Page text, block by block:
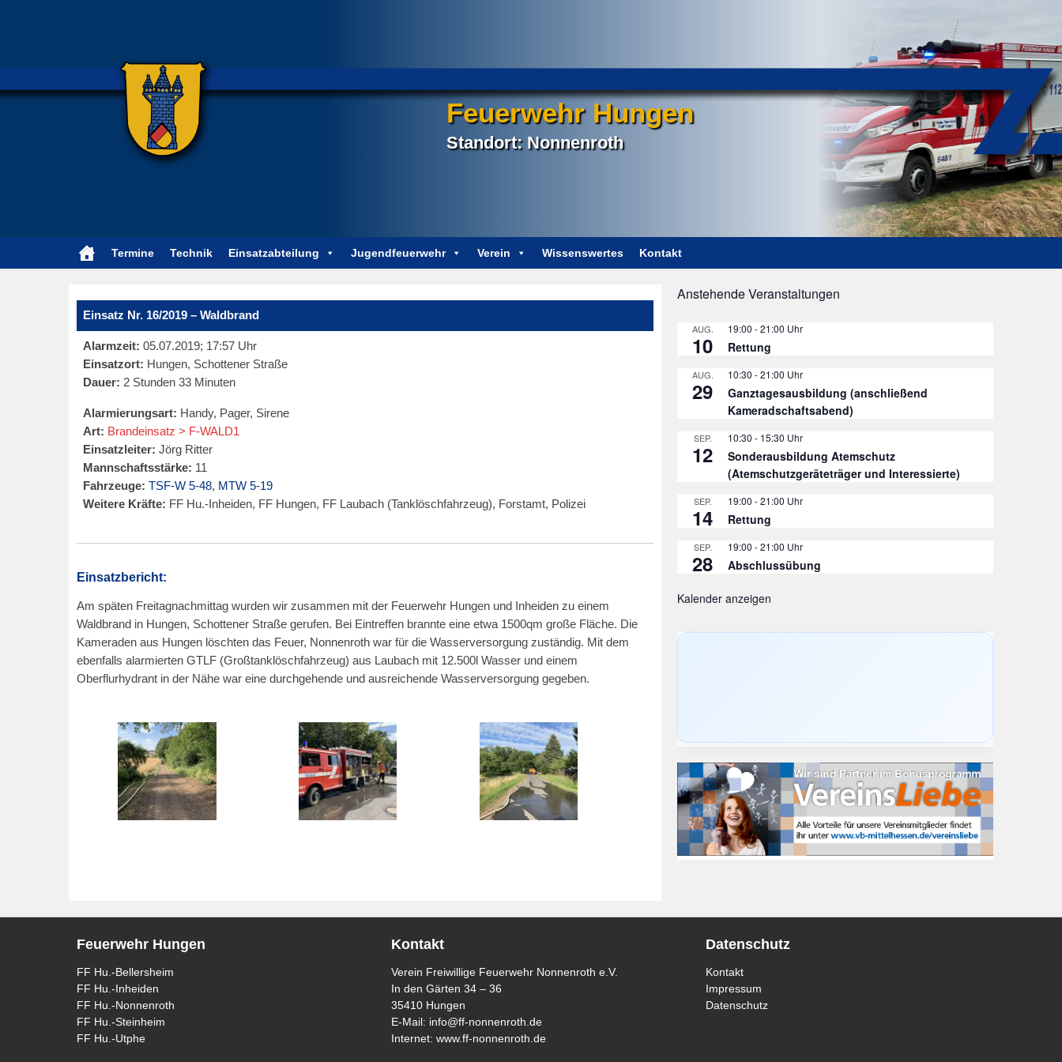
Feuerwehr Hungen
Standort: Nonnenroth
Termine Technik Einsatzabteilung Jugendfeuerwehr Verein Wissenswertes Kontakt
Post
navigation
Einsatz Nr. 16/2019 – Waldbrand
Alarmzeit: 05.07.2019; 17:57 Uhr
Einsatzort: Hungen, Schottener Straße
Dauer: 2 Stunden 33 Minuten
Alarmierungsart: Handy, Pager, Sirene
Art: Brandeinsatz > F-WALD1
Einsatzleiter: Jörg Ritter
Mannschaftsstärke: 11
Fahrzeuge: TSF-W 5-48, MTW 5-19
Weitere Kräfte: FF Hu.-Inheiden, FF Hungen, FF Laubach (Tanklöschfahrzeug), Forstamt, Polizei
Einsatzbericht:
Am späten Freitagnachmittag wurden wir zusammen mit der Feuerwehr Hungen und Inheiden zu einem
Waldbrand in Hungen, Schottener Straße gerufen. Bei Eintreffen brannte eine etwa 1500qm große Fläche. Die
Kameraden aus Hungen löschten das Feuer, Nonnenroth war für die Wasserversorgung zuständig. Mit dem
ebenfalls alarmierten GTLF (Großtanklöschfahrzeug) aus Laubach mit 12.500l Wasser und einem
Oberflurhydrant in der Nähe war eine durchgehende und ausreichende Wasserversorgung gegeben.
Anstehende Veranstaltungen
AUG.
10
19:00 -21:00
Rettung
AUG.
29
10:30 -21:00
Ganztagesausbildung (anschließend
Kameradschaftsabend)
SEP.
12
10:30 - 15:30
Sonderausbildung Atemschutz
(Atemschutzgeräteträger und Interessierte)
SEP.
14
19:00 -21:00
Rettung
SEP.
28
19:00 -21:00
Abschlussübung
Kalender anzeigen
Feuerwehr Hungen
FF Hu.-Bellersheim
FF Hu.-Inheiden
FF Hu.-Nonnenroth
FF Hu.-Steinheim
FF Hu.-Utphe
Kontakt
Verein Freiwillige Feuerwehr Nonnenroth e.V.
In den Gärten 34 – 36
35410 Hungen
E-Mail: info@ff-nonnenroth.de
Internet: www.ff-nonnenroth.de
Datenschutz
Kontakt
Impressum
Datenschutz